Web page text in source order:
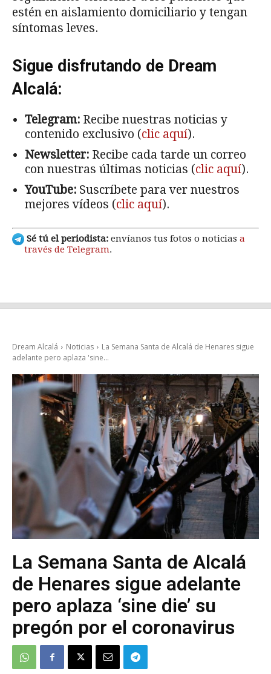
estén en aislamiento domiciliario y tengan
síntomas leves.
Sigue disfrutando de Dream
Alcalá:
Telegram: Recibe nuestras noticias y
contenido exclusivo (clic aquí).
Newsletter: Recibe cada tarde un correo
con nuestras últimas noticias (clic aquí).
YouTube: Suscríbete para ver nuestros
mejores vídeos (clic aquí).
Sé tú el periodista: envíanos tus fotos o noticias a
través de Telegram.